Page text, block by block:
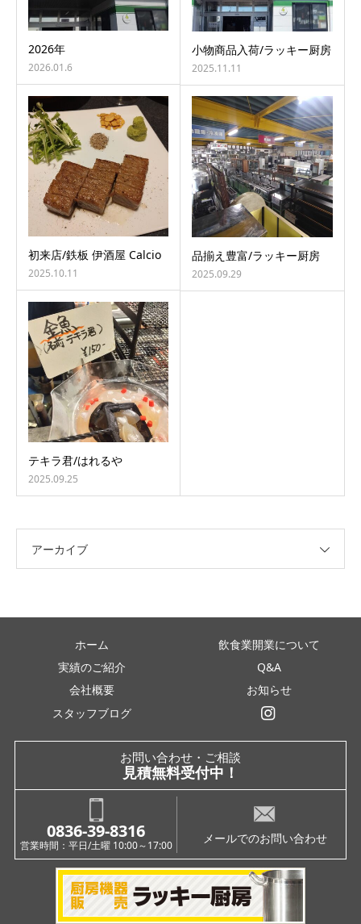
2026年
2026.01.6
小物商品入荷/ラッキー厨房
2025.11.11
初来店/鉄板 伊酒屋 Calcio
2025.10.11
品揃え豊富/ラッキー厨房
2025.09.29
テキラ君/はれるや
2025.09.25
アーカイブ
ホーム
飲食業開業について
実績のご紹介
Q&A
会社概要
お知らせ
スタッフブログ
お問い合わせ・ご相談
見積無料受付中！
0836-39-8316
営業時間：平日/土曜 10:00～17:00 メールでのお問い合わせ